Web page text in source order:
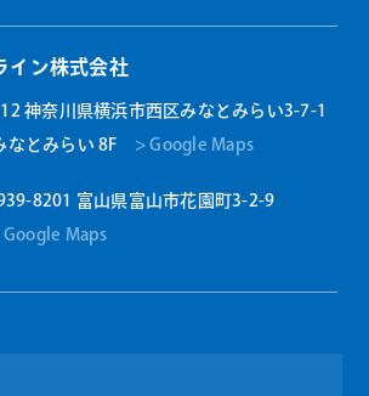
イン株式会社
奈川県横浜市西区みなとみらい3-7-1
なとみらい 8F > Google Maps
8201 富山県富山市花園町3-2-9
Google Maps